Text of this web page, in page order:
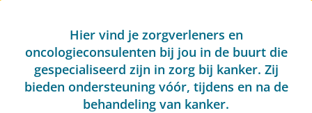
Hier vind je zorgverleners en
oncologieconsulenten bij jou in de buurt die
gespecialiseerd zijn in zorg bij kanker. Zij
bieden ondersteuning vóór, tijdens en na de
behandeling van kanker.